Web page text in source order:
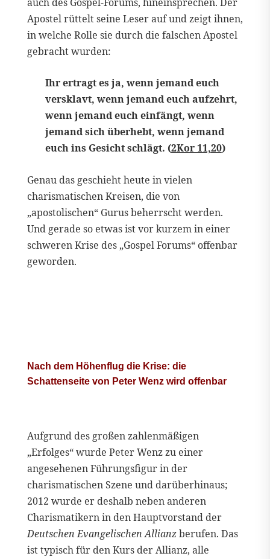
Apostel rüttelt seine Leser auf und zeigt ihnen,
in welche Rolle sie durch die falschen Apostel
gebracht wurden:
Ihr ertragt es ja, wenn jemand euch
versklavt, wenn jemand euch aufzehrt,
wenn jemand euch einfängt, wenn
jemand sich überhebt, wenn jemand
euch ins Gesicht schlägt. (2Kor 11,20)
Genau das geschieht heute in vielen
charismatischen Kreisen, die von
„apostolischen“ Gurus beherrscht werden.
Und gerade so etwas ist vor kurzem in einer
schweren Krise des „Gospel Forums“ offenbar
geworden.
Nach dem Höhenflug die Krise: die
Schattenseite von Peter Wenz wird offenbar
Aufgrund des großen zahlenmäßigen
„Erfolges“ wurde Peter Wenz zu einer
angesehenen Führungsfigur in der
charismatischen Szene und darüberhinaus;
2012 wurde er deshalb neben anderen
Charismatikern in den Hauptvorstand der
Deutschen Evangelischen Allianzberufen. Das
ist typisch für den Kurs der Allianz, alle